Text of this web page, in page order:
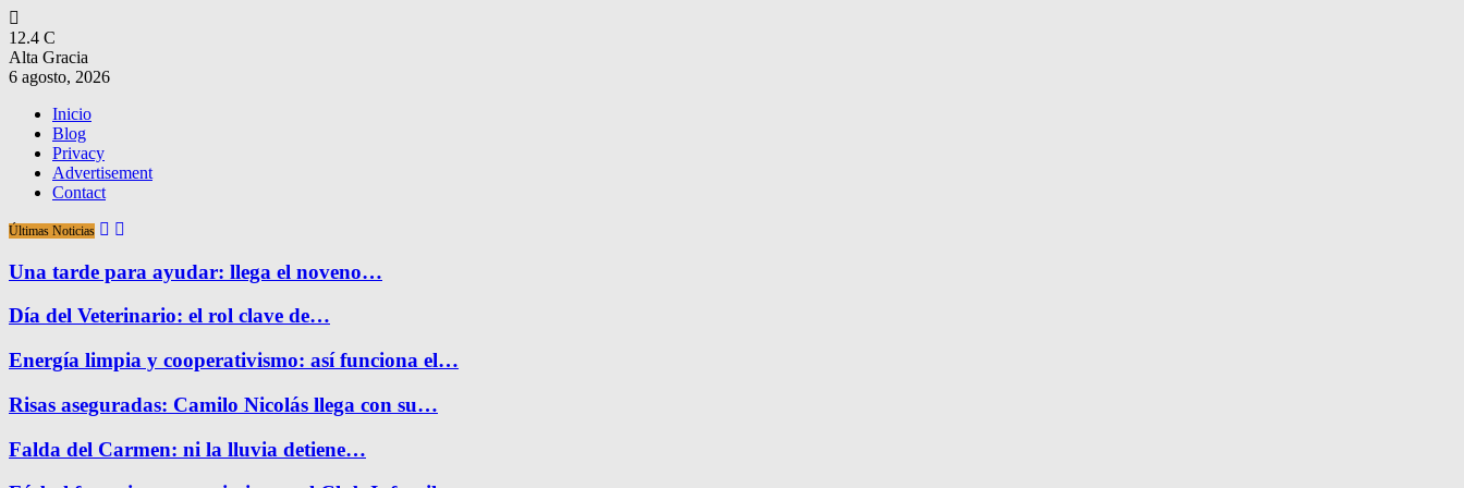
12.4 C
Alta Gracia
6 agosto, 2026
Inicio
Blog
Privacy
Advertisement
Contact
Últimas Noticias
Una tarde para ayudar: llega el noveno…
Día del Veterinario: el rol clave de…
Energía limpia y cooperativismo: así funciona el…
Risas aseguradas: Camilo Nicolás llega con su…
Falda del Carmen: ni la lluvia detiene…